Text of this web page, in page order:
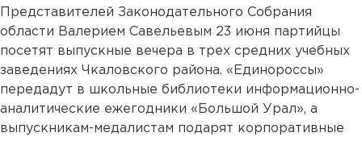
Представителей Законодательного Собрания
области Валерием Савельевым 23 июня партийцы
посетят выпускные вечера в трех средних учебных
заведениях Чкаловского района. «Единороссы»
передадут в школьные библиотеки информационно-
аналитические ежегодники «Большой Урал», а
выпускникам-медалистам подарят корпоративные